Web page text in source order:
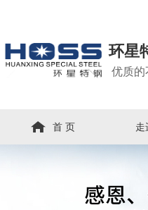
环星
优质的
首 页 走